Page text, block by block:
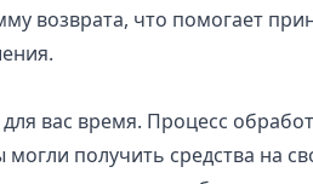
возврата, что помогает
вас время. Процесс
получить средства на